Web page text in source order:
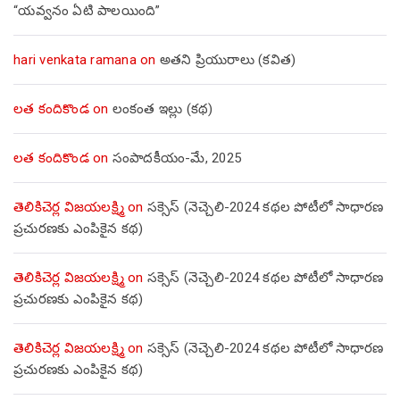
“యవ్వనం ఏటి పాలయింది”
hari venkata ramanaon అతని ప్రియురాలు (కవిత)
లత కందికొండon లంకంత ఇల్లు (కథ)
లత కందికొండon సంపాదకీయం-మే, 2025
తెలికిచెర్ల విజయలక్ష్మిon సక్సెస్ (నెచ్చెలి-2024 కథల పోటీలో సాధారణ
ప్రచురణకు ఎంపికైన కథ)
తెలికిచెర్ల విజయలక్ష్మిon సక్సెస్ (నెచ్చెలి-2024 కథల పోటీలో సాధారణ
ప్రచురణకు ఎంపికైన కథ)
తెలికిచెర్ల విజయలక్ష్మిon సక్సెస్ (నెచ్చెలి-2024 కథల పోటీలో సాధారణ
ప్రచురణకు ఎంపికైన కథ)